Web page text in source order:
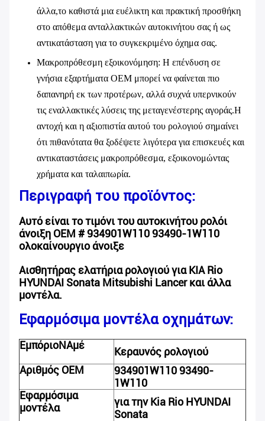
άλλα,το καθιστά μια ευέλικτη και πρακτική προσθήκη
στο απόθεμα ανταλλακτικών αυτοκινήτου σας ή ως
αντικατάσταση για το συγκεκριμένο όχημα σας.
Μακροπρόθεσμη εξοικονόμηση: Η επένδυση σε
γνήσια εξαρτήματα OEM μπορεί να φαίνεται πιο
δαπανηρή εκ των προτέρων, αλλά συχνά υπερνικούν
τις εναλλακτικές λύσεις της μεταγενέστερης αγοράς.Η
αντοχή και η αξιοπιστία αυτού του ρολογιού σημαίνει
ότι πιθανότατα θα ξοδέψετε λιγότερα για επισκευές και
αντικαταστάσεις μακροπρόθεσμα, εξοικονομώντας
χρήματα και ταλαιπωρία.
Περιγραφή του προϊόντος:
Αυτό είναι το τιμόνι του αυτοκινήτου ρολόι
άνοιξη OEM # 934901W110 93490-1W110
ολοκαίνουργιο άνοιξε
Αισθητήρας ελατήρια ρολογιού για KIA Rio
HYUNDAI Sonata Mitsubishi Lancer και άλλα
μοντέλα.
Εφαρμόσιμα μοντέλα οχημάτων:
ΕμπόριοNΑμέ
Κεραυνός ρολογιού
Αριθμός OEM
934901W110 93490-
1W110
Εφαρμόσιμα
μοντέλα
για την Kia Rio HYUNDAI
Sonata